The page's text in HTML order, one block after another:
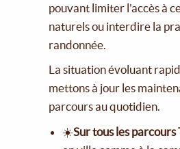
pouvant limiter l'accès à
naturels ou interdire la
randonnée.
La situation évoluant
mettons à jour les
parcours au quotidien.
☀️Sur tous les